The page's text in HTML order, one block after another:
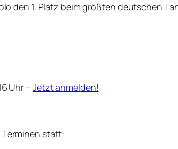
den 1. Platz beim größten deutschen
Uhr – Jetzt anmelden!
statt: